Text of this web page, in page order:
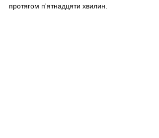
протягом п'ятнадцяти хвилин.